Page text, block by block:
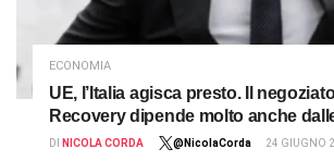
ECONOMIA
UE, l’Italia agisca presto. Il
Recovery dipende molto anche
DI NICOLA CORDA @NicolaCorda 24 GIUGNO